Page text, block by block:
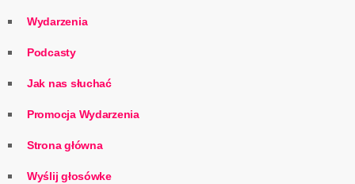
Wydarzenia
Podcasty
Jak nas słuchać
Promocja Wydarzenia
Strona główna
Wyślij głosówke